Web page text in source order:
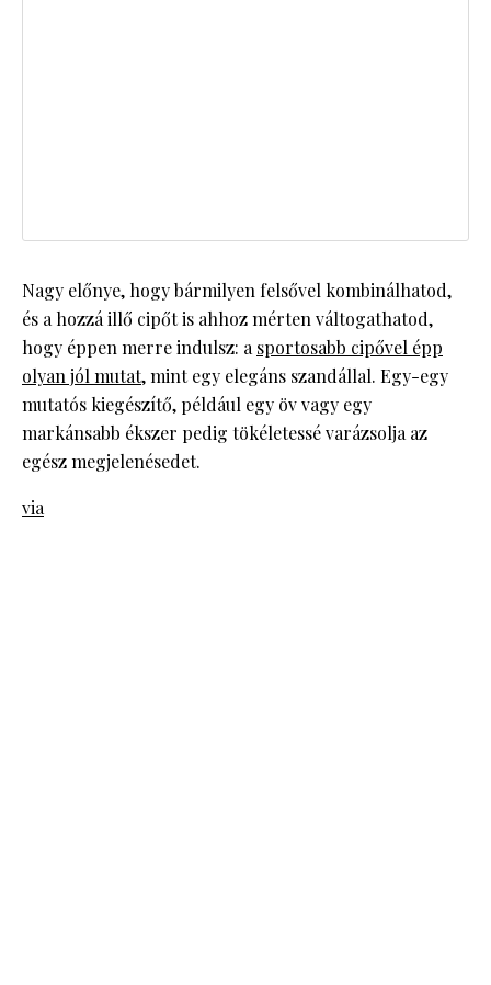
Nagy előnye, hogy bármilyen felsővel kombinálhatod,
és a hozzá illő cipőt is ahhoz mérten váltogathatod,
hogy éppen merre indulsz: asportosabb cipővel épp
olyan jól mutat, mint egy elegáns szandállal. Egy-egy
mutatós kiegészítő, például egy öv vagy egy
markánsabb ékszer pedig tökéletessé varázsolja az
egész megjelenésedet.
via